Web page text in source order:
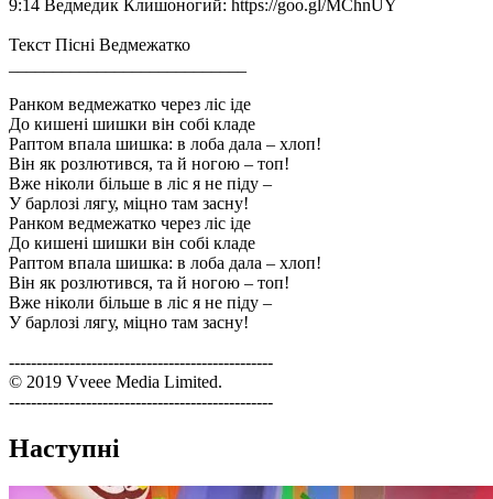
9:14 Ведмедик Клишоногий: https://goo.gl/MChnUY
Текст Пісні Ведмежатко
Ранком ведмежатко через ліс іде
До кишені шишки він собі кладе
Раптом впала шишка: в лоба дала – хлоп!
Він як розлютився, та й ногою – топ!
Вже ніколи більше в ліс я не піду –
У барлозі лягу, міцно там засну!
Ранком ведмежатко через ліс іде
До кишені шишки він собі кладе
Раптом впала шишка: в лоба дала – хлоп!
Він як розлютився, та й ногою – топ!
Вже ніколи більше в ліс я не піду –
У барлозі лягу, міцно там засну!
------------------------------------------------
© 2019 Vveee Media Limited.
------------------------------------------------
Наступні